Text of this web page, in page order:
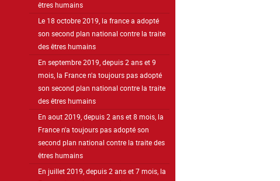
êtres humains
Le 18 octobre 2019, la france a adopté
son second plan national contre la traite
des êtres humains
En septembre 2019, depuis 2 ans et 9
mois, la France n'a toujours pas adopté
son second plan national contre la traite
des êtres humains
En aout 2019, depuis 2 ans et 8 mois, la
France n'a toujours pas adopté son
second plan national contre la traite des
êtres humains
En juillet 2019, depuis 2 ans et 7 mois, la